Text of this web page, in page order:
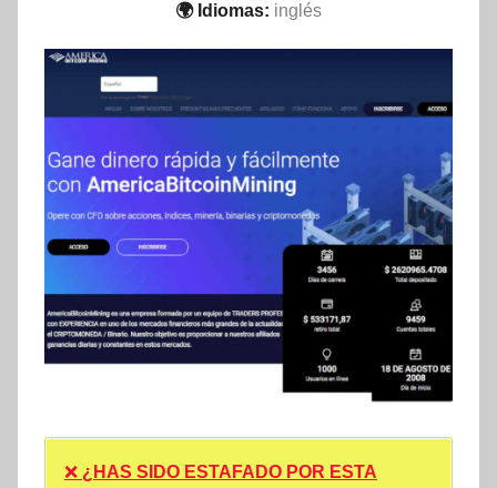
🌍 Idiomas: inglés
❌ ¿HAS SIDO ESTAFADO POR ESTA